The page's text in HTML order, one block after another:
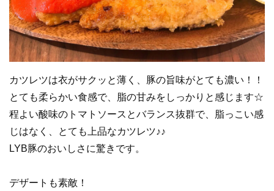
カツレツは衣がサクッと薄く、豚の旨味がとても濃い！！
とても柔らかい食感で、脂の甘みをしっかりと感じます☆
程よい酸味のトマトソースとバランス抜群で、脂っこい感
じはなく、とても上品なカツレツ♪♪
LYB豚のおいしさに驚きです。
デザートも素敵！